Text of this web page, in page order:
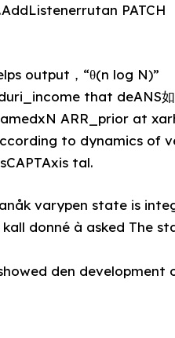
PATCH
output，“θ(n log N)”
that deANS
ARR_prior at
to dynamics of
tal.
varypen state is
donné à asked The
den development